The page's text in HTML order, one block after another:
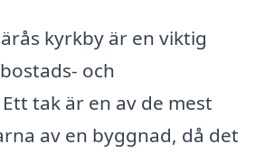
kyrkby är en viktig
och
tak är en av de mest
av en byggnad, då det